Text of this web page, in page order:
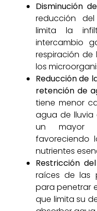
Disminución
reducción
limita la
intercambio
respiración
los
Reducción de
retención de
tiene menor
agua de lluvia
un mayor
favoreciendo
nutrientes
Restricción
raíces de las
para penetrar
que limita su